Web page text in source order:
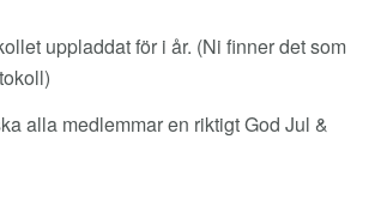
uppladdat för i år. (Ni finner det som
alla medlemmar en riktigt God Jul &